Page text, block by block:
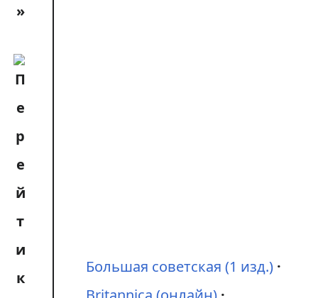
Большая советская (1 изд.)